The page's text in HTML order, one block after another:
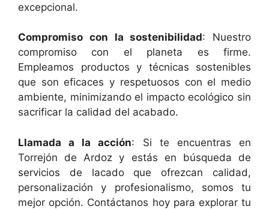
excepcional.
Compromiso con la sostenibilidad: Nuestro
compromiso con el planeta es firme.
Empleamos productos y técnicas sostenibles
que son eficaces y respetuosos con el medio
ambiente, minimizando el impacto ecológico sin
sacrificar la calidad del acabado.
Llamada a la acción: Si te encuentras en
Torrejón de Ardoz y estás en búsqueda de
servicios de lacado que ofrezcan calidad,
personalización y profesionalismo, somos tu
mejor opción. Contáctanos hoy para explorar tu